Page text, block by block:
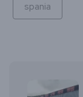
spania